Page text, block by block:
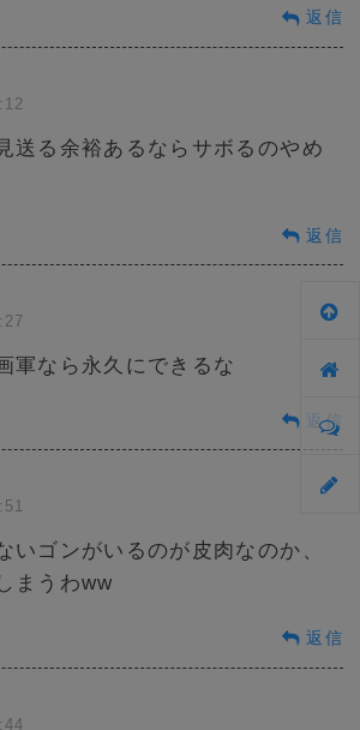
返信
送る余裕あるならサボるのやめ
返信
軍なら永久にできるな
返信
いゴンがいるのが皮肉なのか、
まうわww
返信